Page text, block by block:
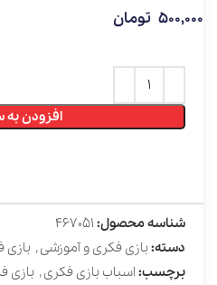
500,000 تومان
افزودن
شناسه محصول: 467051
دسته:بازی فکری و آموزشی, بازی
برچسب: اسباب بازی فکری, بازی